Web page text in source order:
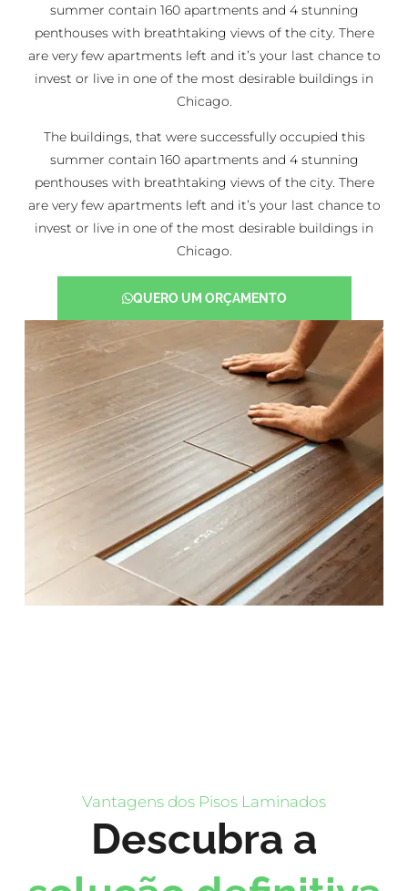
summer contain 160 apartments and 4 stunning
penthouses with breathtaking views of the city. There
are very few apartments left and it’s your last chance to
invest or live in one of the most desirable buildings in
Chicago.
The buildings, that were successfully occupied this
summer contain 160 apartments and 4 stunning
penthouses with breathtaking views of the city. There
are very few apartments left and it’s your last chance to
invest or live in one of the most desirable buildings in
Chicago.
QUERO UM ORÇAMENTO
Vantagens dos Pisos Laminados
Descubra a